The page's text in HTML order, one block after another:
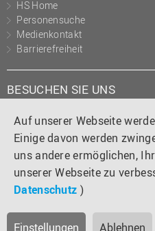
Auf unserer Webseite
Einige davon werden
uns andere ermöglichen,
unserer Webseite zu
Datenschutz )
Einstellungen Ablehnen
HS Home
Personensuche
Medienkontakt
Barrierefreiheit
BESUCHEN SIE UNS
Instagram
TiktokLinkedIn